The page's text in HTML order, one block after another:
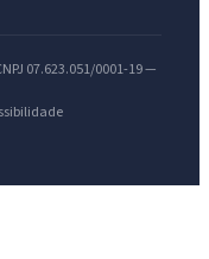
07.623.051/0001-19 —